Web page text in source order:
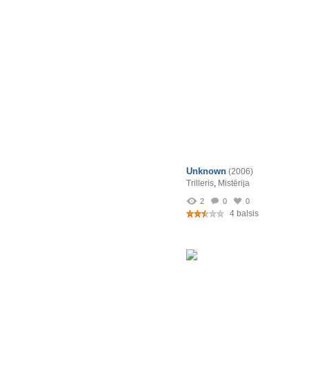
Unknown (2006)
Trilleris, Mistērija
2 0 0
4 balsis